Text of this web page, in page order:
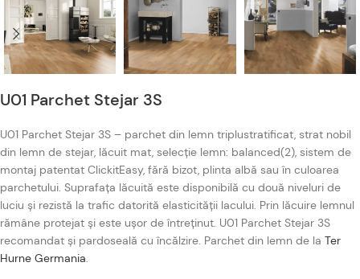
U01 Parchet Stejar 3S
U01 Parchet Stejar 3S – parchet din lemn triplustratificat, strat nobil
din lemn de stejar, lăcuit mat, selecție lemn: balanced(2), sistem de
montaj patentat ClickitEasy, fără bizot, plinta albă sau în culoarea
parchetului. Suprafața lăcuită este disponibilă cu două niveluri de
luciu și rezistă la trafic datorită elasticității lacului. Prin lăcuire lemnul
rămâne protejat și este ușor de întreținut. U01 Parchet Stejar 3S
recomandat și pardoseală cu încălzire. Parchet din lemn de la Ter
Hurne Germania.